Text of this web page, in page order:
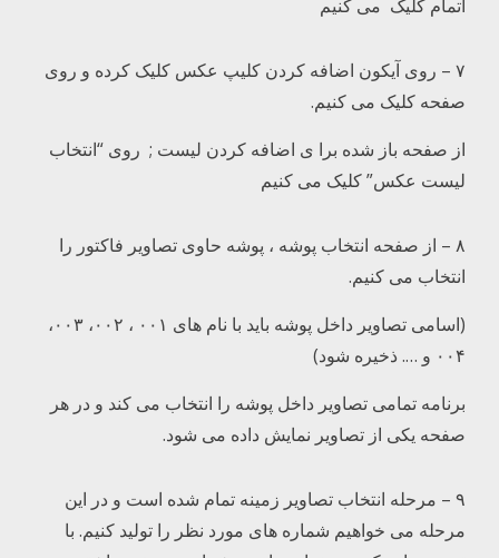
اتمام کلیک می کنیم
۷ – روی آیکون اضافه کردن کلیپ عکس کلیک کرده و روی
صفحه کلیک می کنیم.
از صفحه باز شده برا ی اضافه کردن لیست ; روی “انتخاب
لیست عکس” کلیک می کنیم
۸ – از صفحه انتخاب پوشه ، پوشه حاوی تصاویر فاکتور را
انتخاب می کنیم.
(اسامی تصاویر داخل پوشه باید با نام های ۰۰۱ ، ۰۰۲، ۰۰۳،
۰۰۴ و …. ذخیره شود)
برنامه تمامی تصاویر داخل پوشه را انتخاب می کند و در هر
صفحه یکی از تصاویر نمایش داده می شود.
۹ – مرحله انتخاب تصاویر زمینه تمام شده است و در این
مرحله می خواهیم شماره های مورد نظر را تولید کنیم. با